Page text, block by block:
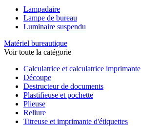
Lampadaire
Lampe de bureau
Luminaire suspendu
Matériel bureautique
Voir toute la catégorie
Calculatrice et calculatrice imprimante
Découpe
Destructeur de documents
Plastifieuse et pochette
Plieuse
Reliure
Titreuse et imprimante d'étiquettes